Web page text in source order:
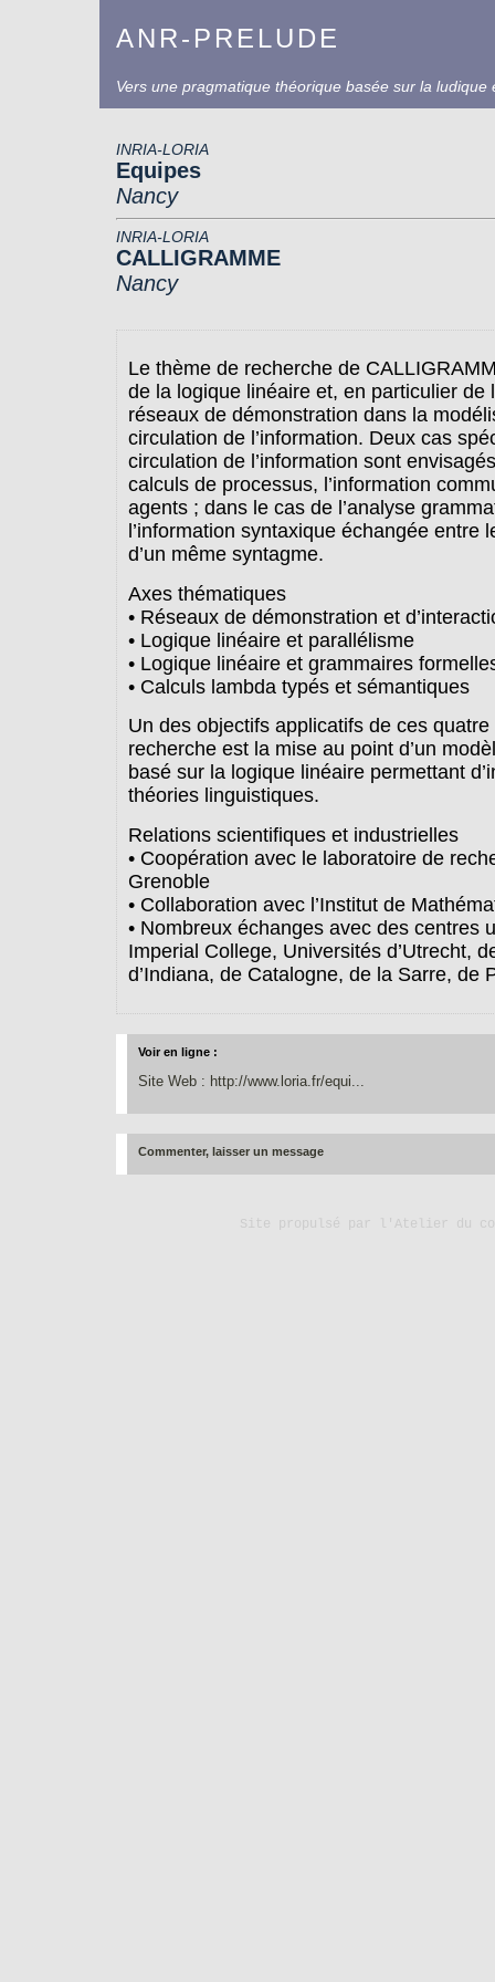
ANR-PRELUDE
Vers une pragmatique théorique basée sur la ludique
INRIA-LORIA
Equipes
Nancy
INRIA-LORIA
CALLIGRAMME
Nancy
Le thème de recherche de
de la logique linéaire et, en particulier de
réseaux de démonstration dans la
circulation de l’information. Deux cas
circulation de l’information sont
calculs de processus, l’information
agents ; dans le cas de l’analyse
l’information syntaxique échangée entre
d’un même syntagme.
Axes thématiques
• Réseaux de démonstration et
• Logique linéaire et parallélisme
• Logique linéaire et grammaires
• Calculs lambda typés et sémantiques
Un des objectifs applicatifs de ces
recherche est la mise au point d’un
basé sur la logique linéaire permettant
théories linguistiques.
Relations scientifiques et industrielles
• Coopération avec le laboratoire de
Grenoble
• Collaboration avec l’Institut de
• Nombreux échanges avec des centres
Imperial College, Universités d’Utrecht,
d’Indiana, de Catalogne, de la Sarre, de
Voir en ligne :
Site Web : http://www.loria.fr/equi...
Commenter, laisser un message
Site propulsé par l'Atelier du